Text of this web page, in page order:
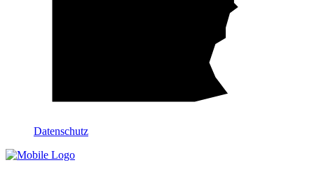
Datenschutz